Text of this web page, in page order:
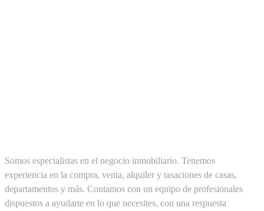
Somos especialistas en el negocio inmobiliario. Tenemos
experiencia en la compra, venta, alquiler y tasaciones de casas,
departamentos y más. Contamos con un equipo de profesionales
dispuestos a ayudarte en lo que necesites, con una respuesta